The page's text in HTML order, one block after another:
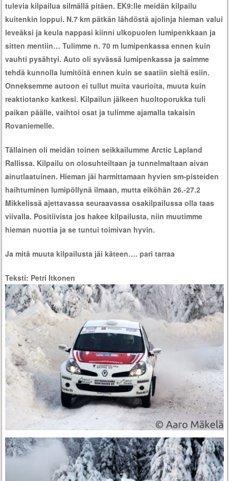
tulevia kilpailua silmällä pitäen. EK9:lle meidän kilpailu
kuitenkin loppui. N.7 km pätkän lähdöstä ajolinja hieman valui
leveäksi ja keula nappasi kiinni ulkopuolen lumipenkkaan ja
sitten mentiin… Tulimme n. 70 m lumipenkassa ennen kuin
vauhti pysähtyi. Auto oli syvässä lumipenkassa ja saimme
tehdä kunnolla lumitöitä ennen kuin se saatiin sieltä esiin.
Onneksemme autoon ei tullut muita vaurioita, muuta kuin
reaktiotanko katkesi. Kilpailun jälkeen huoltoporukka tuli
paikan päälle, vaihtoi osat ja tulimme ajamalla takaisin
Rovaniemelle.
Tällainen oli meidän toinen seikkailumme Arctic Lapland
Rallissa. Kilpailu on olosuhteiltaan ja tunnelmaltaan aivan
ainutlaatuinen. Hieman jäi harmittamaan hyvien sm-pisteiden
haihtuminen lumipöllynä ilmaan, mutta eiköhän 26.-27.2
Mikkelissä ajettavassa seuraavassa osakilpailussa olla taas
viivalla. Positiivista jos hakee kilpailusta, niin muutimme
hieman nuottia ja se tuntui toimivan hyvin.
Ja mitä muuta kilpailusta jäi käteen…. pari tarraa
Teksti: Petri Itkonen